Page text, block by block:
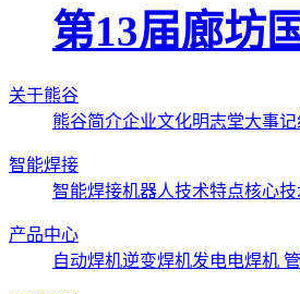
第13届廊坊
关于熊谷
熊谷简介企业文化明志堂大事记
智能焊接
智能焊接机器人技术特点核心技
产品中心
自动焊机逆变焊机发电电焊机